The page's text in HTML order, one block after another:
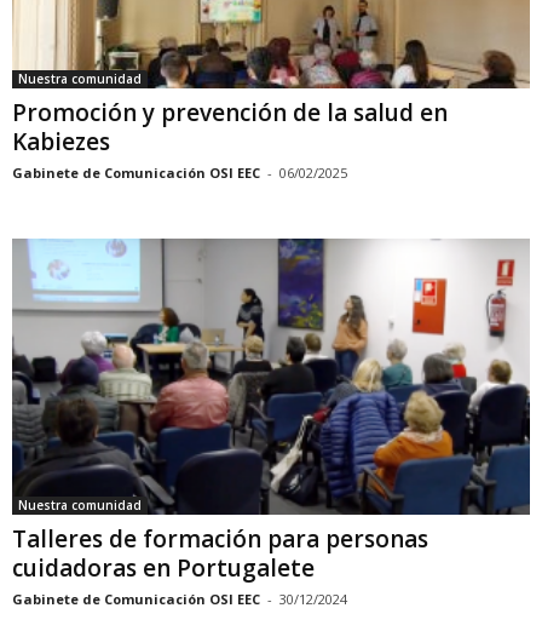
Nuestra comunidad
Promoción y prevención de la salud en
Kabiezes
Gabinete de Comunicación OSI EEC - 06/02/2025
Nuestra comunidad
Talleres de formación para personas
cuidadoras en Portugalete
Gabinete de Comunicación OSI EEC - 30/12/2024